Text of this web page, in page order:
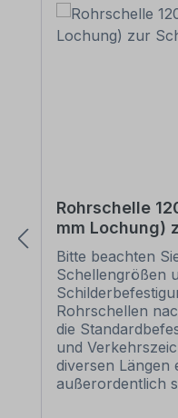
Rohrschelle
mm Lochung)
Bitte beachten
Schellengrößen
Rohrschellen
die
und
diversen Längen
außerordentlich